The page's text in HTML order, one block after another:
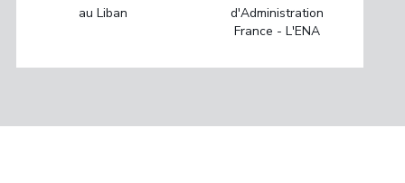
au Liban
d'Administration
France - L'ENA